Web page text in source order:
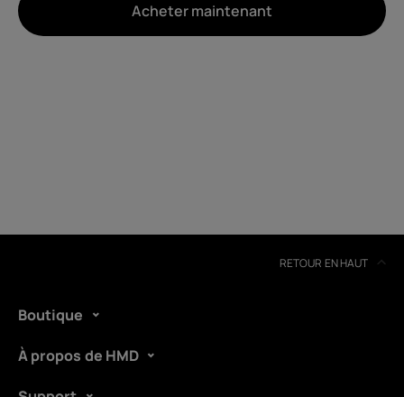
Acheter maintenant
RETOUR EN HAUT
Boutique
À propos de HMD